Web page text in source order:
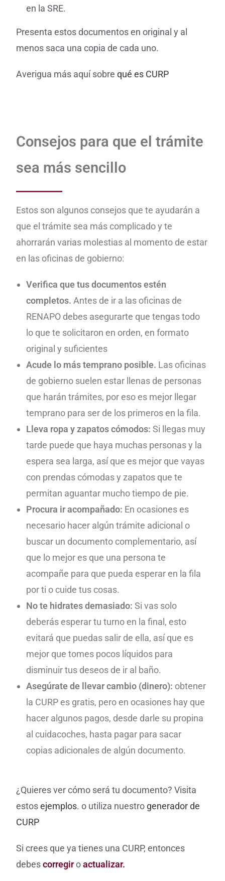
en la SRE.
Presenta estos documentos en original y al
menos saca una copia de cada uno.
Averigua más aquí sobrequé es CURP
Consejos para que el trámite
sea más sencillo
Estos son algunos consejos que te ayudarán a
que el trámite sea más complicado y te
ahorrarán varias molestias al momento de estar
en las oficinas de gobierno:
Verifica que tus documentos estén
completos. Antes de ir a las oficinas de
RENAPO debes asegurarte que tengas todo
lo que te solicitaron en orden, en formato
original y suficientes
Acude lo más temprano posible. Las oficinas
de gobierno suelen estar llenas de personas
que harán trámites, por eso es mejor llegar
temprano para ser de los primeros en la fila.
Lleva ropa y zapatos cómodos: Si llegas muy
tarde puede que haya muchas personas y la
espera sea larga, así que es mejor que vayas
con prendas cómodas y zapatos que te
permitan aguantar mucho tiempo de pie.
Procura ir acompañado: En ocasiones es
necesario hacer algún trámite adicional o
buscar un documento complementario, así
que lo mejor es que una persona te
acompañe para que pueda esperar en la fila
por ti o cuide tus cosas.
No te hidrates demasiado: Si vas solo
deberás esperar tu turno en la final, esto
evitará que puedas salir de ella, así que es
mejor que tomes pocos líquidos para
disminuir tus deseos de ir al baño.
Asegúrate de llevar cambio (dinero): obtener
la CURP es gratis, pero en ocasiones hay que
hacer algunos pagos, desde darle su propina
al cuidacoches, hasta pagar para sacar
copias adicionales de algún documento.
¿Quieres ver cómo será tu documento? Visita
estosejemplos. o utiliza nuestro generador de
CURP
Si crees que ya tienes una CURP, entonces
debescorregiroactualizar.